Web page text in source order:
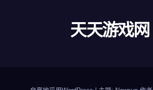
天天游戏网